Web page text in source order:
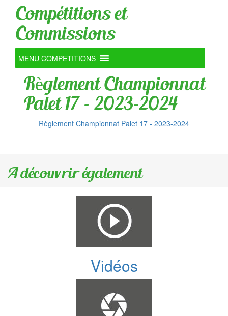
Compétitions et
Commissions
MENU COMPETITIONS
Règlement Championnat
Palet 17 – 2023-2024
Règlement Championnat Palet 17 - 2023-2024
A découvrir également
Vidéos